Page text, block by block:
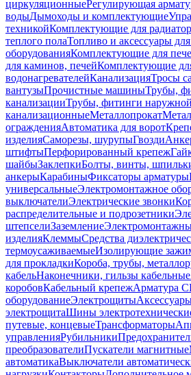
циркуляционныеРегулирующая
водыДымоходы и комплектующие
техникойКомплектующие для
теплого полаТопливо и аксессуары
оборудованияКомплектующие для
для каминов, печейКомплектующие
водонагревателейКанализацияТросы
вантузыПрочистные машиныТрубы,
канализацииТрубы, фитинги
канализационныеМеталлопрокат
огражденияАвтоматика для ворот
изделияСаморезы, шурупыГвозди
штифтыПерфорированный крепеж
шайбыЗаклепкиБолты, винты,
анкерыКарабиныФиксаторы арматуры
универсальныеЭлектромонтажное
выключателиЭлектрические звонки
распределительные и подрозетники
штепселиЗаземление
изделияКлеммыСредства
термоусаживаемыеИзолирующие
для прокладкиКороба, трубы,
кабельНаконечники, гильзы кабельные
коробовКабельный крепежАрматура
оборудованиеЭлектрощиты
электрощитаШины
путевые, концевыеТрансформаторы
управленияРубильники
преобразователиПускатели магнитные
автоматикаВыключатели